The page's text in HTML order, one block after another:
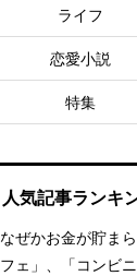
ライフ
恋愛小説
特集
人気記事ランキ
なぜかお金が貯ま
フェ」、「コンビ